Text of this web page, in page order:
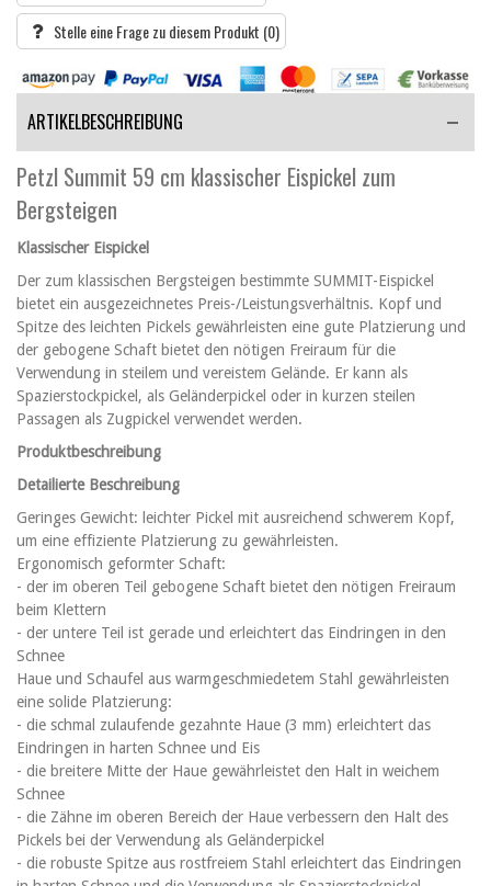
Stelle eine Frage zu diesem Produkt (0)
ARTIKELBESCHREIBUNG
Petzl Summit 59 cm klassischer Eispickel zum
Bergsteigen
Klassischer Eispickel
Der zum klassischen Bergsteigen bestimmte SUMMIT-Eispickel
bietet ein ausgezeichnetes Preis-/Leistungsverhältnis. Kopf und
Spitze des leichten Pickels gewährleisten eine gute Platzierung und
der gebogene Schaft bietet den nötigen Freiraum für die
Verwendung in steilem und vereistem Gelände. Er kann als
Spazierstockpickel, als Geländerpickel oder in kurzen steilen
Passagen als Zugpickel verwendet werden.
Produktbeschreibung
Detailierte Beschreibung
Geringes Gewicht: leichter Pickel mit ausreichend schwerem Kopf,
um eine effiziente Platzierung zu gewährleisten.
Ergonomisch geformter Schaft:
- der im oberen Teil gebogene Schaft bietet den nötigen Freiraum
beim Klettern
- der untere Teil ist gerade und erleichtert das Eindringen in den
Schnee
Haue und Schaufel aus warmgeschmiedetem Stahl gewährleisten
eine solide Platzierung:
- die schmal zulaufende gezahnte Haue (3 mm) erleichtert das
Eindringen in harten Schnee und Eis
- die breitere Mitte der Haue gewährleistet den Halt in weichem
Schnee
- die Zähne im oberen Bereich der Haue verbessern den Halt des
Pickels bei der Verwendung als Geländerpickel
- die robuste Spitze aus rostfreiem Stahl erleichtert das Eindringen